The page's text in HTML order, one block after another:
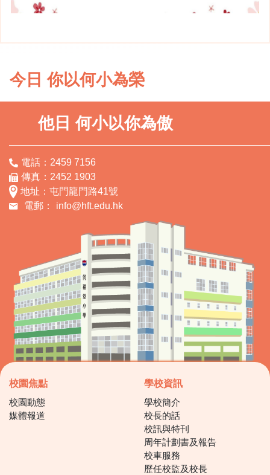
今日 你以何小為榮
他日 何小以你為傲
電話：2459 7156
傳真：2452 1903
地址：屯門龍門路41號
電郵：
info@hft.edu.hk
校園焦點
校園動態
媒體報道
學校資訊
學校簡介
校長的話
校訊與特刊
周年計劃書及報告
校車服務
歷任校監及校長